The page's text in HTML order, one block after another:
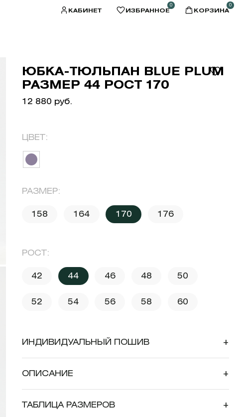
КАБИНЕТ ИЗБРАННОЕ
0
КОРЗИНА
0
ЮБКА-ТЮЛЬПАН BLUE PLUM
РАЗМЕР 44 РОСТ 170
12 880 руб.
ЦВЕТ:
РАЗМЕР:
158 164 170 176
РОСТ:
42 44 46 48 50
52 54 56 58 60
ИНДИВИДУАЛЬНЫЙ ПОШИВ +
ОПИСАНИЕ +
ТАБЛИЦА РАЗМЕРОВ +